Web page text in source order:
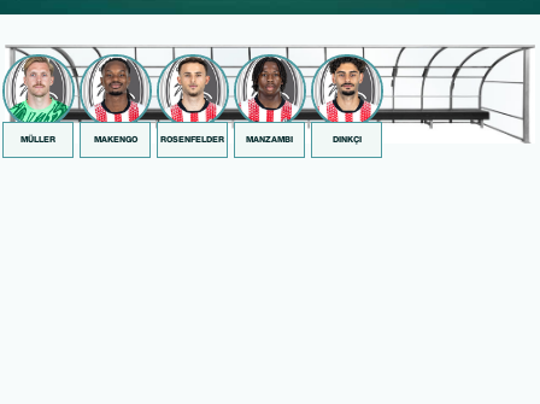
MÜLLER MAKENGO ROSENFELDER MANZAMBI DINKÇI